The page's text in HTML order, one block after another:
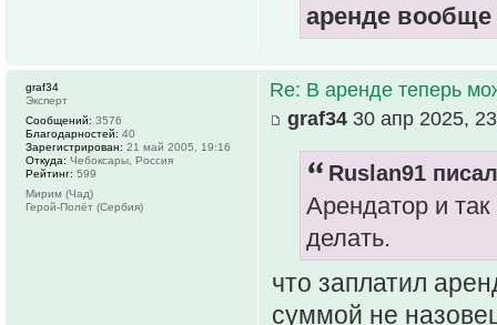
аренде вообще
Re: В аренде теперь
graf34 30 апр 2025,
Ruslan91
Арендатор и
делать.
что заплатил
суммой не
graf34
Эксперт
Сообщений: 3576
Благодарностей: 40
Зарегистрирован: 21 май 2005, 19:16
Откуда: Чебоксары, Россия
Рейтинг: 599
Мирим (Чад)
Герой-Полёт (Сербия)